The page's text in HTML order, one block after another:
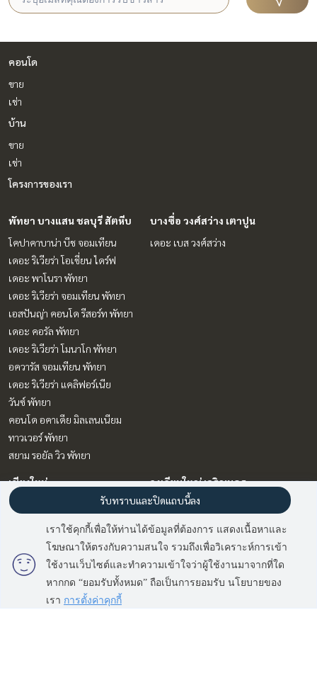
คอนโด
ขาย
เช่า
บ้าน
ขาย
เช่า
โครงการของเรา
พัทยา บางแสน ชลบุรี สัตหีบ
โคปาคาบาน่า บีช จอมเทียน
เดอะ ริเวียร่า โอเชี่ยน ไดร์ฟ
เดอะ พาโนรา พัทยา
เดอะ ริเวียร่า จอมเทียน พัทยา
เอสปันญ่า คอนโด รีสอร์ท พัทยา
เดอะ คอรัล พัทยา
เดอะ ริเวียร่า โมนาโก พัทยา
อควารัส จอมเทียน พัทยา
เดอะ ริเวียร่า แคลิฟอร์เนีย
วันซ์ พัทยา
คอนโด อคาเดีย มิลเลนเนียม
ทาวเวอร์ พัทยา
สยาม รอยัล วิว พัทยา
บางซื่อ วงศ์สว่าง เตาปูน
เดอะ เบส วงศ์สว่าง
เชียงใหม่
เดอะ เบส ไฮท์ - เชียงใหม่
วงเวียนใหญ่ เจริญนคร
โฟล บาย แสนสิริ
ราชเทวี พญาไท
เอ็กซ์ที พญาไท
ทำเลน่าสนใจ
วงเวียนใหญ่ เจริญนคร
ข้อตกลงและเงื่อนไข
เราใช้คุกกี้เพื่อให้ท่านได้ข้อมูลที่ต้องการ แสดงเนื้อหาและ
โฆษณาให้ตรงกับความสนใจ รวมถึงเพื่อวิเคราะห์การเข้า
ใช้งานเว็บไซต์และทำความเข้าใจว่าผู้ใช้งานมาจากที่ใด
หากกด “ยอมรับทั้งหมด” ถือเป็นการยอมรับ นโยบายของ
เรา การตั้งค่าคุกกี้
รับทราบและปิดแถบนี้ลง